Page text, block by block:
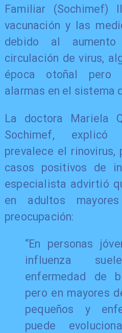
Familiar (Sochimef)
vacunación y las
debido al
circulación de virus,
época otoñal pero
alarmas en el sistema
La doctora Mariela
Sochimef, explicó
prevalece el rinovirus,
casos positivos de
especialista advirtió
en adultos
preocupación:
“En personas
influenza
enfermedad de
pero en mayores
pequeños y
puede